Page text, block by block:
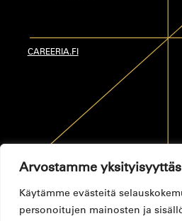
Arvostamme
Käytämme evästeitä
personoitujen mainosten ja
CAREERIA.FI
TietosuojaselosteToimitusehdot